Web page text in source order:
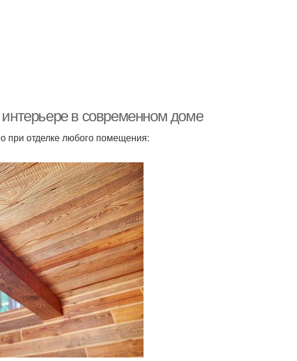
в современном доме
при отделке любого помещения: